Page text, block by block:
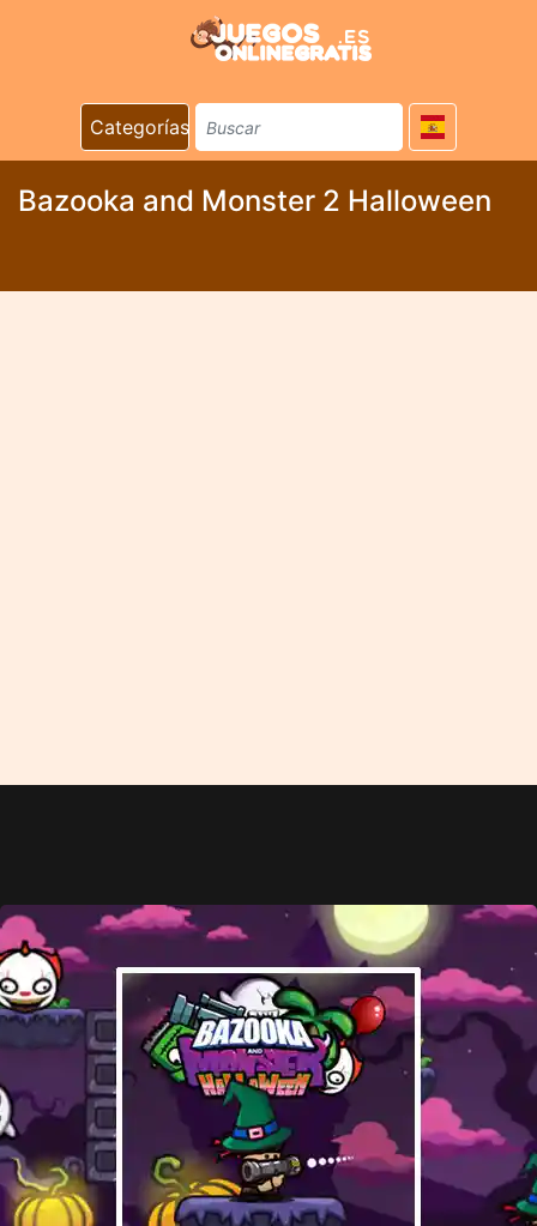
Categorías
Bazooka and Monster 2 Halloween